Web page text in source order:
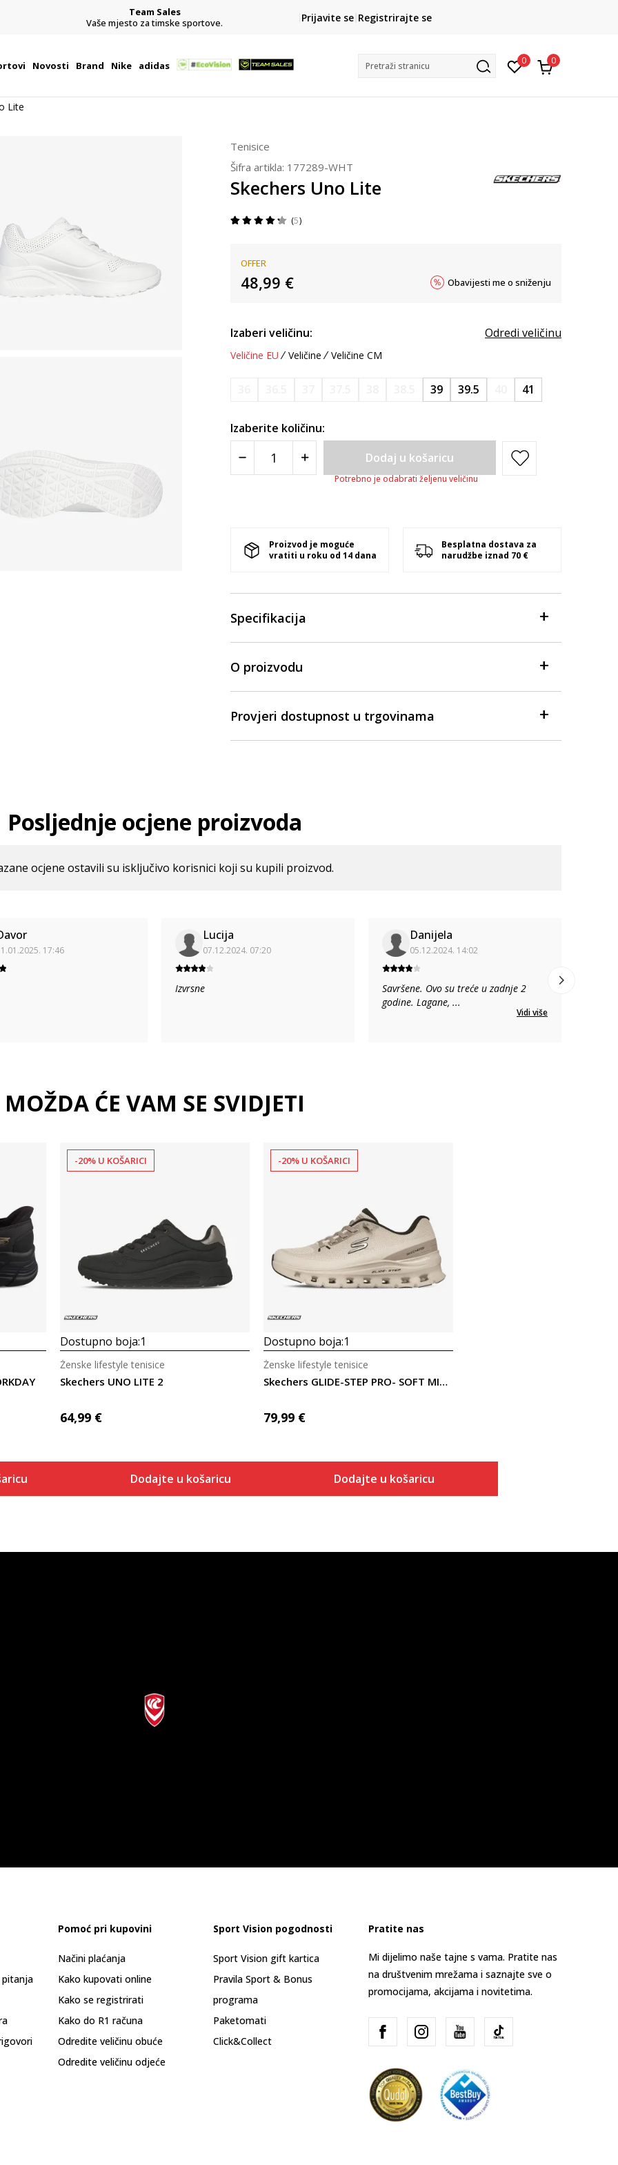
Team Sales
Vaše mjesto za timske sportove.
CLICK& COLLECT
besplatno preuzimanje u trgovini
Prijavite se Registrirajte se
Novosti Brand Nike adidas Pretraži stranicu 0 0
Lite
Tenisice
Šifra artikla: 177289-WHT
Skechers Uno Lite
5
OFFER
48,99 € Obavijesti me o sniženju
Izaberi veličinu: Odredi veličinu
Veličine EU Veličine Veličine CM
39 39.5 41
Izaberite količinu:
Dodaj u košaricu
Potrebno je odabrati željenu veličinu
Proizvod je moguće
vratiti u roku od 14 dana
Besplatna dostava za
narudžbe iznad 70 €
Specifikacija
O proizvodu
Provjeri dostupnost u trgovinama
Posljednje ocjene proizvoda
ocjene ostavili su isključivo korisnici koji su kupili proizvod.
17:46
Lucija
07.12.2024. 07:20
Izvrsne
Danijela
05.12.2024. 14:02
Savršene. Ovo su treće u zadnje 2
godine. Lagane, ...
Vidi više
MOŽDA ĆE VAM SE SVIDJETI
-20% U KOŠARICI
Dostupno boja:1
Skechers UNO LITE 2
Ženske lifestyle tenisice
64,99 €
Dodajte u košaricu
-20% U KOŠARICI
Dostupno boja:1
Skechers GLIDE-STEP PRO- SOFT MIRAGE
Ženske lifestyle tenisice
79,99 €
Dodajte u košaricu
pitanja
Pomoć pri kupovini
Načini plaćanja
Kako kupovati online
Kako se registrirati
Kako do R1 računa
Odredite veličinu obuće
Odredite veličinu odjeće
Sport Vision pogodnosti
Sport Vision gift kartica
Pravila Sport & Bonus
programa
Paketomati
Click&Collect
Pratite nas
Mi dijelimo naše tajne s vama. Pratite nas
na društvenim mrežama i saznajte sve o
promocijama, akcijama i novitetima.